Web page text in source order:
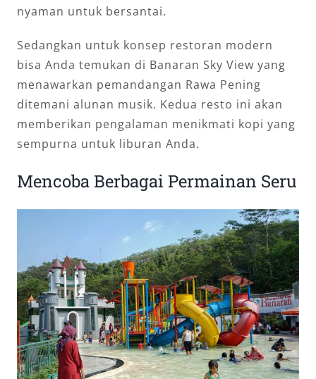
nyaman untuk bersantai.
Sedangkan untuk konsep restoran modern
bisa Anda temukan di Banaran Sky View yang
menawarkan pemandangan Rawa Pening
ditemani alunan musik. Kedua resto ini akan
memberikan pengalaman menikmati kopi yang
sempurna untuk liburan Anda.
Mencoba Berbagai Permainan Seru